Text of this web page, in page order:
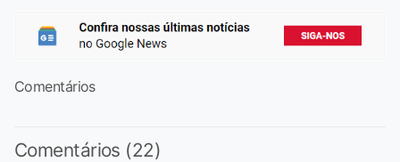
Comentários
Comentários (22)